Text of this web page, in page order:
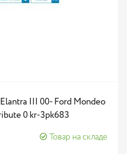
III 00- Ford Mondeo
0 kr-3pk683
Товар на складе